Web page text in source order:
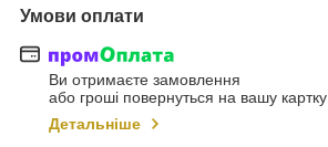
Умови оплати
Ви отримаєте замовлення
або гроші повернуться на вашу картку
Детальніше